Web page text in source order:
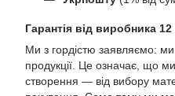
Гарантія від виробника 12
Ми з гордістю заявляємо:
продукції. Це означає, що
створення — від вибору